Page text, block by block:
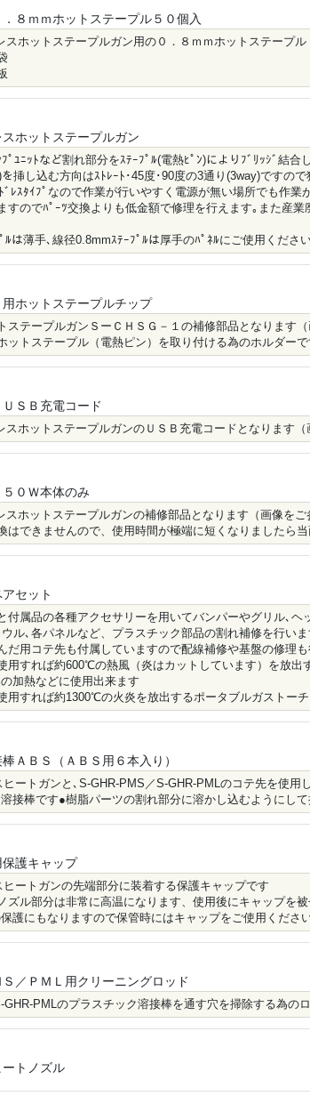
８ｍｍホットステープル５０個入
スホットステープルガン用の０．８ｍｍホットステープル
ホットステープルガン
ﾟﾕﾆｯﾄなど割れ部分をｽﾃｰﾌﾟﾙ(電熱ﾋﾟﾝ)によりﾌﾞﾘｯｼﾞ結合
挿し込む方向はｽﾄﾚｰﾄ･45度･90度の3通り(3way)ですの
ﾞﾚｽﾀｲﾌﾟなので作業が行いやすく電源が無い場所でも作業
すのでﾊﾟｰﾂ交換よりも低金額で修理を行えます｡また産
ﾙは薄手､線径0.8mmｽﾃｰﾌﾟﾙは厚手のﾊﾟﾈﾙにご使用くださ
ホットステープルチップ
ステープルガンＳーＣＨＳＧ－１の補修部品となります（
ットステープル（電熱ピン）を取り付ける為のホルダーで
ＳＢ充電コード
スホットステープルガンのＵＳＢ充電コードとなります（
０Ｗ本体のみ
スホットステープルガンの補修部品となります（画像をご
はできませんので、使用時間が極端に短くなりましたら
セット
付属品の各種アクセサリーを用いてバンパーやグリル､
ル､各パネルなど、プラスチック部品の割れ補修を行いま
だ用コテ先も付属していますので配線補修や基盤の修理
用すれば約600℃の熱風（炎はカットしています）を放出
加熱などに使用出来ます
用すれば約1300℃の火炎を放出するポータブルガストー
ＡＢＳ（ＡＢＳ用６本入り）
ヒートガンと､S-GHR-PMS／S-GHR-PMLのコテ先を使用
接棒です●樹脂パーツの割れ部分に溶かし込むようにして
護キャップ
ヒートガンの先端部分に装着する保護キャップです
ズル部分は非常に高温になります、使用後にキャップを
護にもなりますので保管時にはキャップをご使用ください
／ＰＭＬ用クリーニングロッド
PMLのプラスチック溶接棒を通す穴を掃除する為の
トノズル